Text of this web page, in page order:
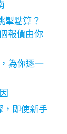
掣點算？
報價由你
為你逐一
，即使新手